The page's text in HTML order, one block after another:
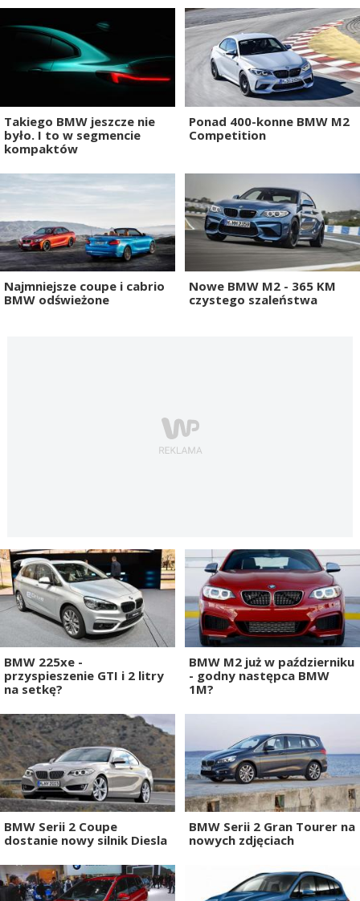
Takiego BMW jeszcze nie
było. I to w segmencie
kompaktów
Ponad 400-konne BMW M2
Competition
Najmniejsze coupe i cabrio
BMW odświeżone
Nowe BMW M2 - 365 KM
czystego szaleństwa
BMW 225xe -
przyspieszenie GTI i 2 litry
na setkę?
BMW M2 już w październiku
- godny następca BMW
1M?
BMW Serii 2 Coupe
dostanie nowy silnik Diesla
BMW Serii 2 Gran Tourer na
nowych zdjęciach